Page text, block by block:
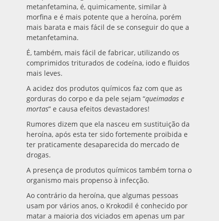
metanfetamina, é, quimicamente, similar à
morfina e é mais potente que a heroína, porém
mais barata e mais fácil de se conseguir do que a
metanfetamina.
É, também, mais fácil de fabricar, utilizando os
comprimidos triturados de codeína, iodo e fluidos
mais leves.
A acidez dos produtos químicos faz com que as
gorduras do corpo e da pele sejam “queimadas e
mortas” e causa efeitos devastadores!
Rumores dizem que ela nasceu em sustituição da
heroína, após esta ter sido fortemente proibida e
ter praticamente desaparecida do mercado de
drogas.
A presença de produtos químicos também torna o
organismo mais propenso à infecção.
Ao contrário da heroína, que algumas pessoas
usam por vários anos, o Krokodil é conhecido por
matar a maioria dos viciados em apenas um par